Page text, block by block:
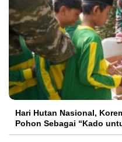
Hari Hutan Nasional,
Pohon Sebagai “Kado